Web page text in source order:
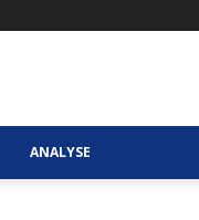
ANALYSE